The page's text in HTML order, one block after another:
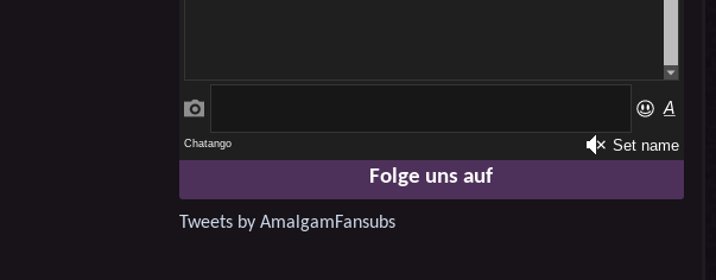
Folge uns auf
Tweets by AmalgamFansubs